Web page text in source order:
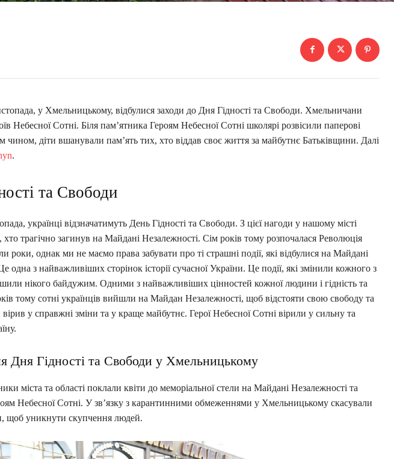
у Хмельницькому, відбулися заходи до Дня Гідності та Свободи. Хмельничани
Небесної Сотні. Біля пам’ятника Героям Небесної Сотні школярі розвісили паперові
чином, діти вшанували пам’ять тих, хто віддав своє життя за майбутнє Батьківщини. Далі
.
та Свободи
українці відзначатимуть День Гідності та Свободи. З цієї нагоди у нашому місті
трагічно загинув на Майдані Незалежності. Сім років тому розпочалася Революція
роки, однак ми не маємо права забувати про ті страшні події, які відбулися на Майдані
одна з найважливіших сторінок історії сучасної України. Це події, які змінили кожного з
нікого байдужим. Одними з найважливіших цінностей кожної людини і гідність та
тому сотні українців вийшли на Майдан Незалежності, щоб відстояти свою свободу та
вірив у справжні зміни та у краще майбутнє. Герої Небесної Сотні вірили у сильну та
Дня Гідності та Свободи у Хмельницькому
міста та області поклали квіти до меморіальної стели на Майдані Незалежності та
Небесної Сотні. У зв’язку з карантинними обмеженнями у Хмельницькому скасували
щоб уникнути скупчення людей.